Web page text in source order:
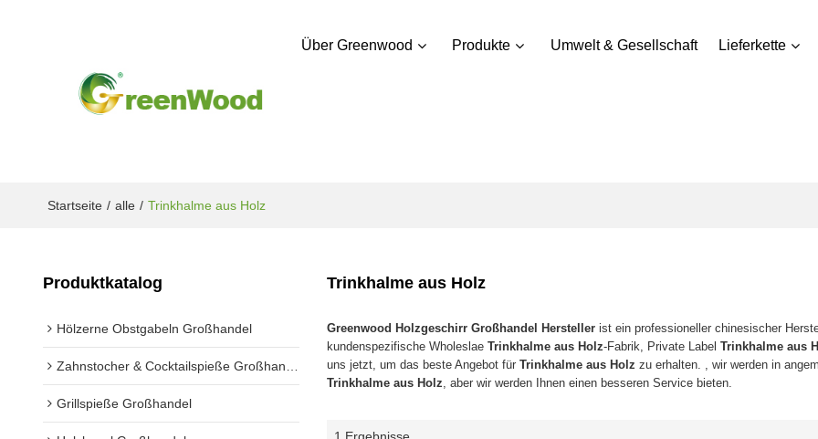
Über Greenwood Produkte Umwelt & Gesellschaft Lieferkette
Startseite / alle / Trinkhalme aus Holz
Produktkatalog
Hölzerne Obstgabeln Großhandel
Zahnstocher & Cocktailspieße Großhandel
Grillspieße Großhandel
Trinkhalme aus Holz
Greenwood Holzgeschirr Großhandel Hersteller ist ein professioneller chinesischer
kundenspezifische WholeslaeTrinkhalme aus Holz-Fabrik, Private LabelTrinkhalme aus
uns jetzt, um das beste Angebot fürTrinkhalme aus Holz zu erhalten. , wir werden in
Trinkhalme aus Holz , aber wir werden Ihnen einen besseren Service bieten.